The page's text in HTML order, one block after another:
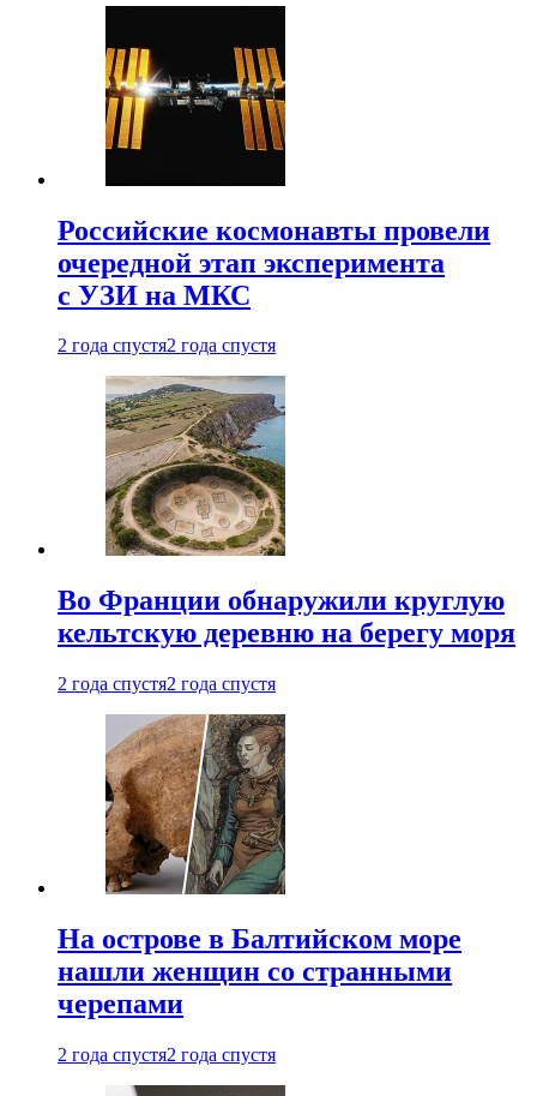
Российские космонавты провели
очередной этап эксперимента
с УЗИ на МКС
2 года спустя2 года спустя
Во Франции обнаружили круглую
кельтскую деревню на берегу моря
2 года спустя2 года спустя
На острове в Балтийском море
нашли женщин со странными
черепами
2 года спустя2 года спустя